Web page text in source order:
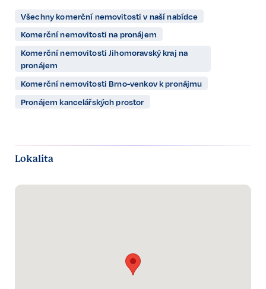
Všechny komerční nemovitosti v naší nabídce
Komerční nemovitosti na pronájem
Komerční nemovitosti Jihomoravský kraj na
pronájem
Komerční nemovitosti Brno-venkov k pronájmu
Pronájem kancelářských prostor
Lokalita